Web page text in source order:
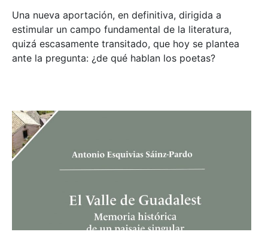
Una nueva aportación, en definitiva, dirigida a
estimular un campo fundamental de la literatura,
quizá escasamente transitado, que hoy se plantea
ante la pregunta: ¿de qué hablan los poetas?